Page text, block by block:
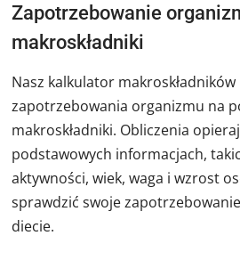
Zapotrzebowanie
makroskładniki
Nasz kalkulator
zapotrzebowania organizmu na
makroskładniki. Obliczenia
podstawowych informacjach,
aktywności, wiek, waga i wzrost
sprawdzić swoje
diecie.